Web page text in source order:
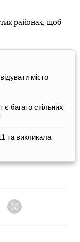
районах, щоб
місто
багато спільних
та викликала
Telegram